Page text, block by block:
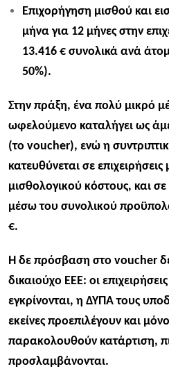
Επιχορήγηση μισθού και
μήνα για 12 μήνες στην
13.416 € συνολικά ανά
50%).
Στην πράξη, ένα πολύ μικρό
ωφελούμενο καταλήγει ως
(το voucher), ενώ η
κατευθύνεται σε
μισθολογικού κόστους, και
μέσω του συνολικού
€.
Η δε πρόσβαση στο voucher
δικαιούχο ΕΕΕ: οι
εγκρίνονται, η ΔΥΠΑ τους
εκείνες προεπιλέγουν και
παρακολουθούν κατάρτιση,
προσλαμβάνονται.